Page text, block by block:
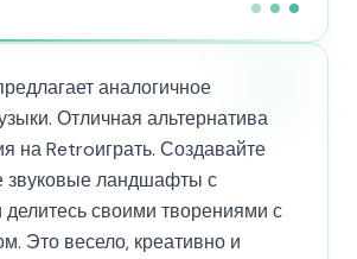
аналогичное
Отличная альтернатива
на Retroиграть. Создавайте
звуковые ландшафты с
делитесь своими творениями с
Это весело, креативно и